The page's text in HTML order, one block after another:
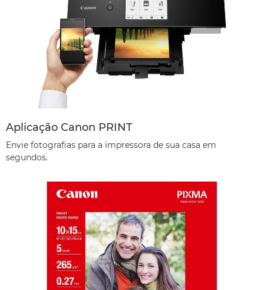
Aplicação Canon PRINT
Envie fotografias para a impressora de sua casa em
segundos.